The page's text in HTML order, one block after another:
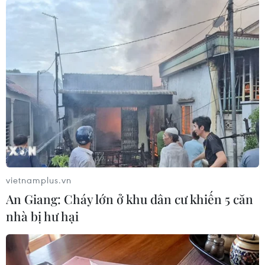
#Infographics
#tin đồ họa
#thông tin đồ họa
#trung học phổ thông
#kế hoạch giáo dục
#hướng nghiệp
Theo dõi VietnamPlus
vietnamplus.vn
An Giang: Cháy lớn ở khu dân cư khiến 5 căn
nhà bị hư hại